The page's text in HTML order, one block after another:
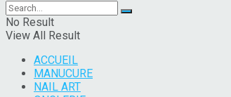
No Result
View All Result
ACCUEIL
MANUCURE
NAIL ART